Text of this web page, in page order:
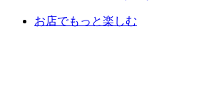
お店でもっと楽しむ